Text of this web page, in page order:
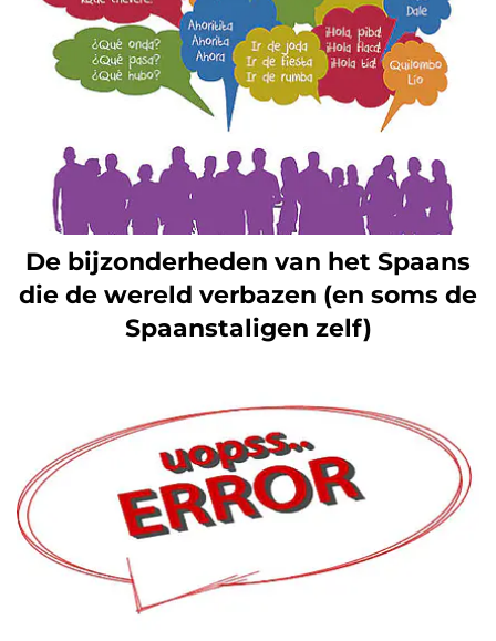
De bijzonderheden van het Spaans
die de wereld verbazen (en soms de
Spaanstaligen zelf)